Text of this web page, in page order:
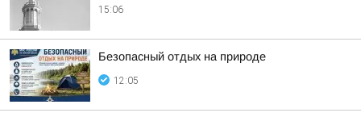
15:06
Безопасный отдых на природе
12:05